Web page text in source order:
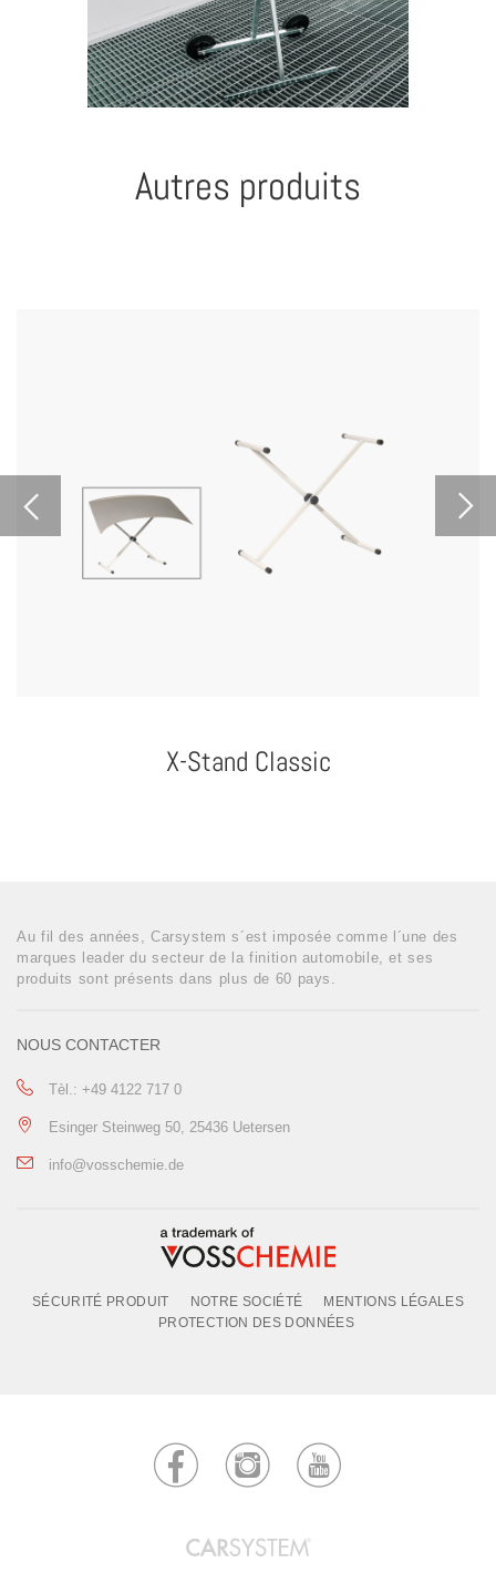
Autres produits
X-Stand Classic
Au fil des années, Carsystem s´est imposée comme l´une des
marques leader du secteur de la finition automobile, et ses
produits sont présents dans plus de 60 pays.
NOUS CONTACTER
Tèl.: +49 4122 717 0
Esinger Steinweg 50, 25436 Uetersen
info@vosschemie.de
SÉCURITÉ PRODUIT NOTRE SOCIÉTÉ
MENTIONS LÉGALES
PROTECTION DES DONNÉES